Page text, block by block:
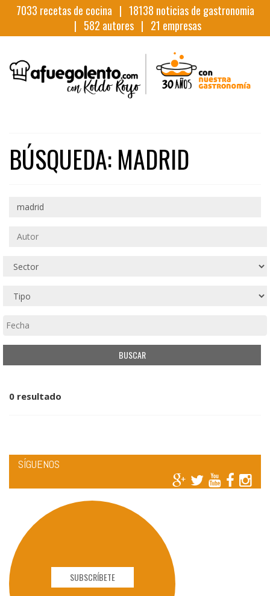
7033 recetas de cocina | 18138 noticias de gastronomia
| 582 autores | 21 empresas
BÚSQUEDA: MADRID
0 resultado
SÍGUENOS
SUBSCRÍBETE